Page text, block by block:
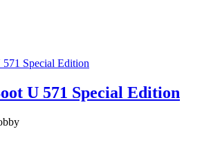
U 571 Special Edition